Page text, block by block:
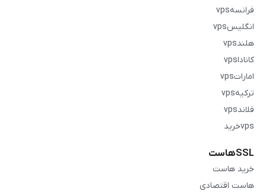
فرانسهvps
انگلیسvps
هلندvps
کاناداvps
اماراتvps
ترکیهvps
فلاندvps
vpsخرید
SSLهاست
خرید هاست
هاست اقتصادی